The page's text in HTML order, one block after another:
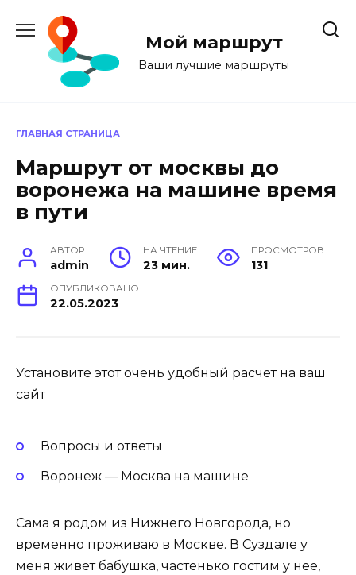
содержанию
Мой маршрут
Ваши лучшие маршруты
ГЛАВНАЯ СТРАНИЦА
Маршрут от москвы до
воронежа на машине время
в пути
АВТОР
admin
НА ЧТЕНИЕ
23 мин.
ПРОСМОТРОВ
131
ОПУБЛИКОВАНО
22.05.2023
Установите этот очень удобный расчет на ваш
сайт
Вопросы и ответы
Воронеж — Москва на машине
Сама я родом из Нижнего Новгорода, но
временно проживаю в Москве. В Суздале у
меня живет бабушка, частенько гостим у неё,